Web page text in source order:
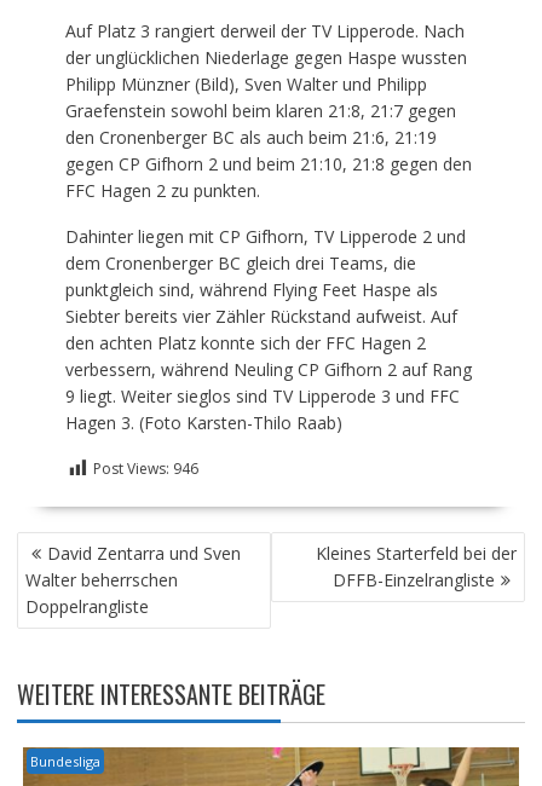
Auf Platz 3 rangiert derweil der TV Lipperode. Nach
der unglücklichen Niederlage gegen Haspe wussten
Philipp Münzner (Bild), Sven Walter und Philipp
Graefenstein sowohl beim klaren 21:8, 21:7 gegen
den Cronenberger BC als auch beim 21:6, 21:19
gegen CP Gifhorn 2 und beim 21:10, 21:8 gegen den
FFC Hagen 2 zu punkten.
Dahinter liegen mit CP Gifhorn, TV Lipperode 2 und
dem Cronenberger BC gleich drei Teams, die
punktgleich sind, während Flying Feet Haspe als
Siebter bereits vier Zähler Rückstand aufweist. Auf
den achten Platz konnte sich der FFC Hagen 2
verbessern, während Neuling CP Gifhorn 2 auf Rang
9 liegt. Weiter sieglos sind TV Lipperode 3 und FFC
Hagen 3. (Foto Karsten-Thilo Raab)
Post Views: 946
BEITRAGSNAVIGATION
David Zentarra und Sven
Walter beherrschen
Doppelrangliste
Kleines Starterfeld bei der
DFFB-Einzelrangliste
WEITERE INTERESSANTE BEITRÄGE
Bundesliga